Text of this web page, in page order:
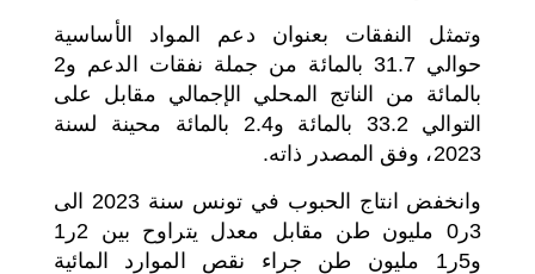
وتمثل النفقات بعنوان دعم المواد الأساسية
حوالي 31.7 بالمائة من جملة نفقات الدعم و2
بالمائة من الناتج المحلي الإجمالي مقابل على
التوالي 33.2 بالمائة و2.4 بالمائة محينة لسنة
2023، وفق المصدر ذاته.
وانخفض انتاج الحبوب في تونس سنة 2023 الى
3ر0 مليون طن مقابل معدل يتراوح بين 2ر1
و5ر1 مليون طن جراء نقص الموارد المائية